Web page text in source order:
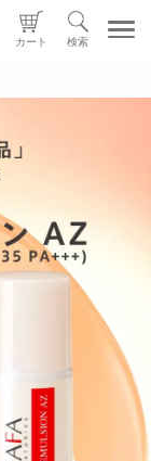
カート 検索